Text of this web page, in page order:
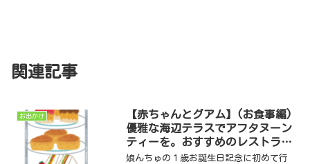
関連記事
お出かけ
【赤ちゃんとグアム】(お食事編)
優雅な海辺テラスでアフタヌーン
ティーを。おすすめのレストラン
PREGO（プレゴ）。
娘んちゅの１歳お誕生日記念に初めて行